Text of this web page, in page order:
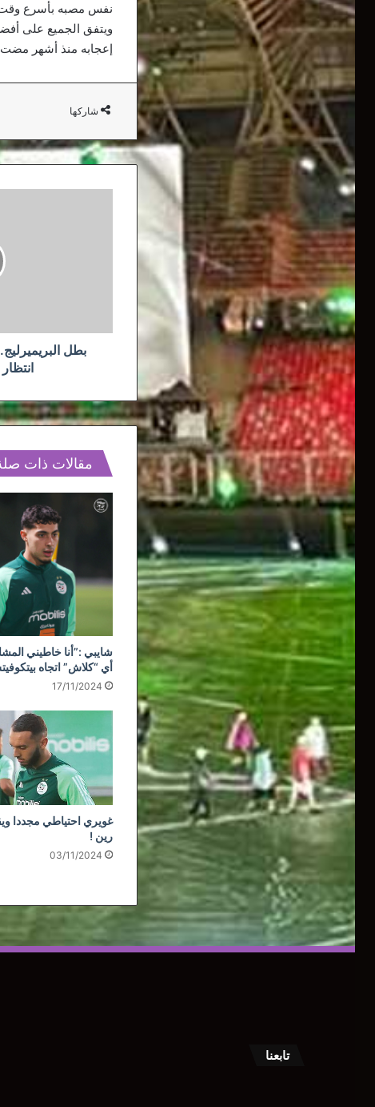
نفس مصبه بأسرع
ويتفق الجميع على
إعجابه منذ أشهر
شاركها
العمالقة؟
بطل
مقالات ذات
شايبي :”أنا خاطيني
أي “كلاش” اتجاه
17/11/2024
غويري احتياطي مجددا
رين !
03/11/2024
تابعنا